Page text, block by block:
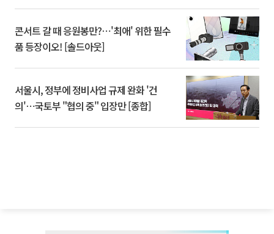
콘서트 갈 때 응원봉만?⋯'최애' 위한 필수
품 등장이오! [솔드아웃]
서울시, 정부에 정비사업 규제 완화 '건
의'⋯국토부 "협의 중" 입장만 [종합]